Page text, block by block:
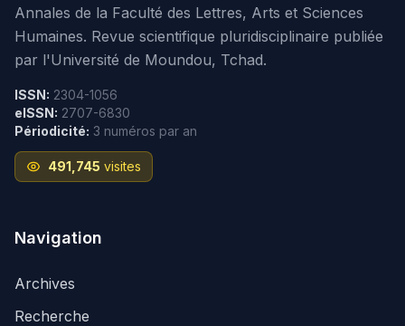
Annales de la Faculté des Lettres, Arts et Sciences
Humaines. Revue scientifique pluridisciplinaire publiée
par l'Université de Moundou, Tchad.
ISSN: 2304-1056
eISSN: 2707-6830
Périodicité: 3 numéros par an
491,745 visites
Navigation
Archives
Recherche